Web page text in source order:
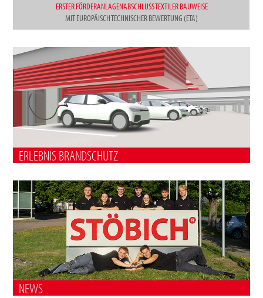
ERSTER FÖRDERANLAGENABSCHLUSS TEXTILER BAUWEISE
MIT EUROPÄISCH TECHNISCHER BEWERTUNG (ETA)
ERLEBNIS BRANDSCHUTZ
NEWS